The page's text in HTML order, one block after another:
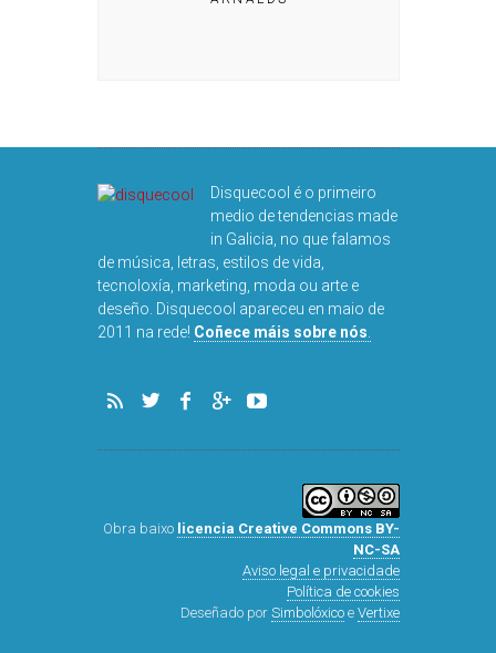
Disquecool é o primeiro
medio de tendencias made
in Galicia, no que falamos
de música, letras, estilos de vida,
tecnoloxía, marketing, moda ou arte e
deseño. Disquecool apareceu en maio de
2011 na rede! Coñece máis sobre nós
Obra baixo licencia Creative Commons BY-
NC-SA
Aviso legal e privacidade
Política de cookies
Deseñado por Simbolóxicoe Vertixe